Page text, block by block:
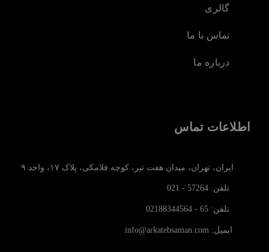
گالری
تماس با ما
درباره ما
اطلاعات تماس
ایران، تهران، میدان هفت تیر، کوچه فلامکی، پلاک ۱۷، واحد ۹
تلفن: 57264 - 021
تلفن: 65 - 02188344564
ایمیل: info@arkatebsaman.com